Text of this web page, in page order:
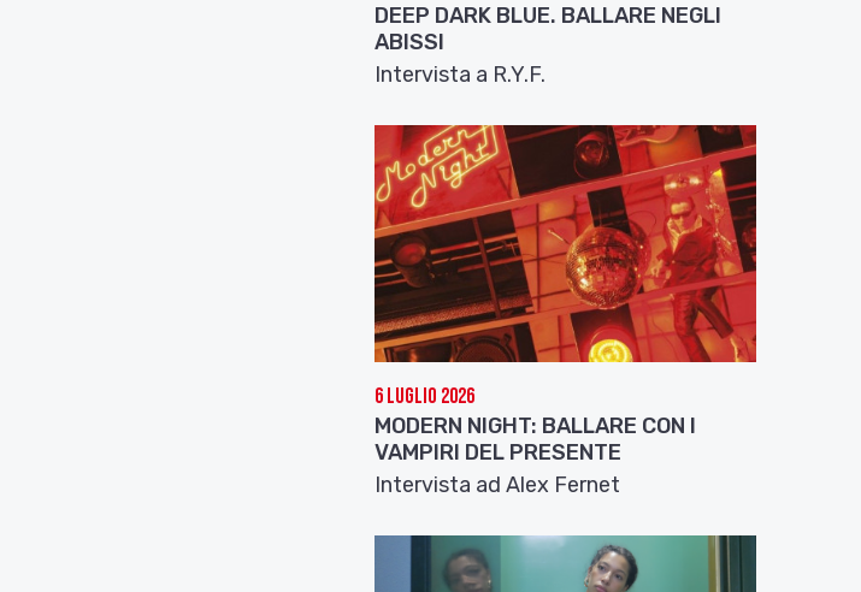
DEEP DARK BLUE. BALLARE NEGLI
ABISSI
Intervista a R.Y.F.
6 Luglio 2026
MODERN NIGHT: BALLARE CON I
VAMPIRI DEL PRESENTE
Intervista ad Alex Fernet